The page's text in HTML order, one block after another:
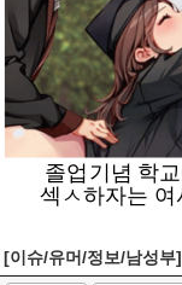
[이슈/유머/정보/남성부]